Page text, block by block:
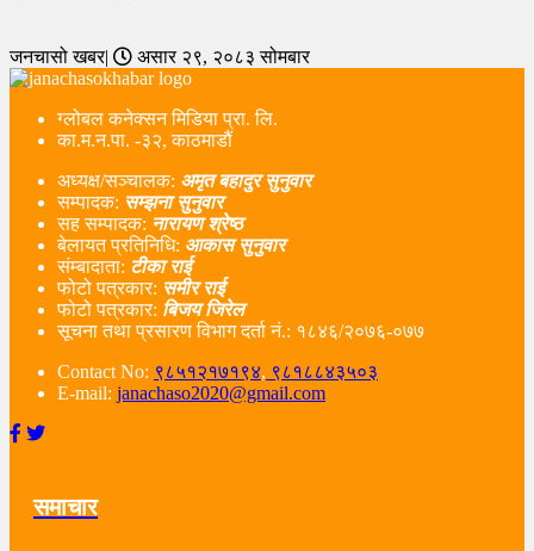
जनचासो खबर| असार २९, २०८३ सोमबार
ग्लोबल कनेक्सन मिडिया प्रा. लि.
का.म.न.पा. -३२, काठमाडौं
अध्यक्ष/सञ्चालक: अमृत बहादुर सुनुवार
सम्पादक: सम्झना सुनुवार
सह सम्पादक: नारायण श्रेष्ठ
बेलायत प्रतिनिधि: आकास सुनुवार
संम्बादाता: टीका राई
फोटो पत्रकार: समीर राई
फोटो पत्रकार: बिजय जिरेल
सूचना तथा प्रसारण विभाग दर्ता नं‌.: १८४६/२०७६-०७७
Contact No: ९८५१२१७१९४, ९८१८८४३५०३
E-mail: janachaso2020@gmail.com
समाचार